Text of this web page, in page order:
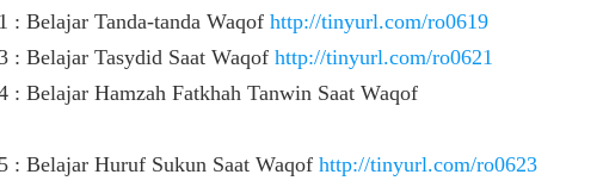
: Belajar Tanda-tanda Waqof http://tinyurl.com/ro0619
: Belajar Tasydid Saat Waqof http://tinyurl.com/ro0621
: Belajar Hamzah Fatkhah Tanwin Saat Waqof
: Belajar Huruf Sukun Saat Waqof http://tinyurl.com/ro0623